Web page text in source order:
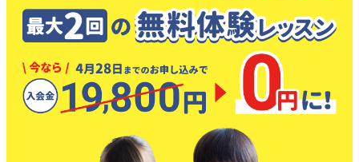
テムは10級からではなく、9級からのスタートとなり
ます。
英会話テキストを使ってのロールプレーやゲーム、⽇
記を英語で書くなどして、⾃信を持って英語で⾃⼰表
現できるようになります。
ネイティブ講師との会話を楽しみながら異⽂化に触
れ、⾃分の世界を広げていきましょう。
海外留学やホームステイなどのご相談も、海外経験豊
合わせください。
週1回 × 30分
月額 19,470円（税込）
週1回 × 50分 月額 37,400円〜（税込）
「留学・海外赴任生活に備えたい」「TOEICの点数を
上げたい」「趣味の話をしながら楽しみたい」など目
的別にレッスン内容を組み立てることができます。短
期間に集中してレッスンを受講することも可能です。
（英検面接対策など）